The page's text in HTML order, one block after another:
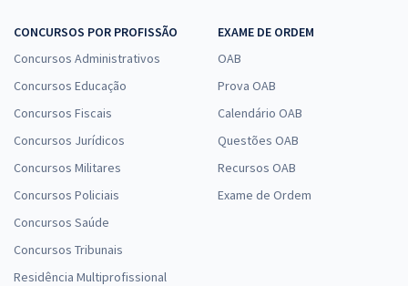
IFMT - Instituto Federal de Educação, Ciência e Tecnologia de Mato
Grosso - Assistente de Alunos (Pós-edital)
à vista
R$28,67
IFMT Instituto Federal de Educação, Ciência e Tecnologia de Mato
CONCURSOS POR PROFISSÃO
Concursos Administrativos
Concursos Educação
Concursos Fiscais
Concursos Jurídicos
Concursos Militares
Concursos Policiais
Concursos Saúde
Concursos Tribunais
Residência Multiprofissional
EXAME DE ORDEM
OAB
Prova OAB
Calendário OAB
Questões OAB
Recursos OAB
Exame de Ordem